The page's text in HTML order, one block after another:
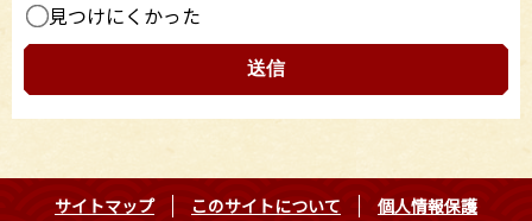
見つけにくかった
サイトマップ このサイトについて
個人情報保護